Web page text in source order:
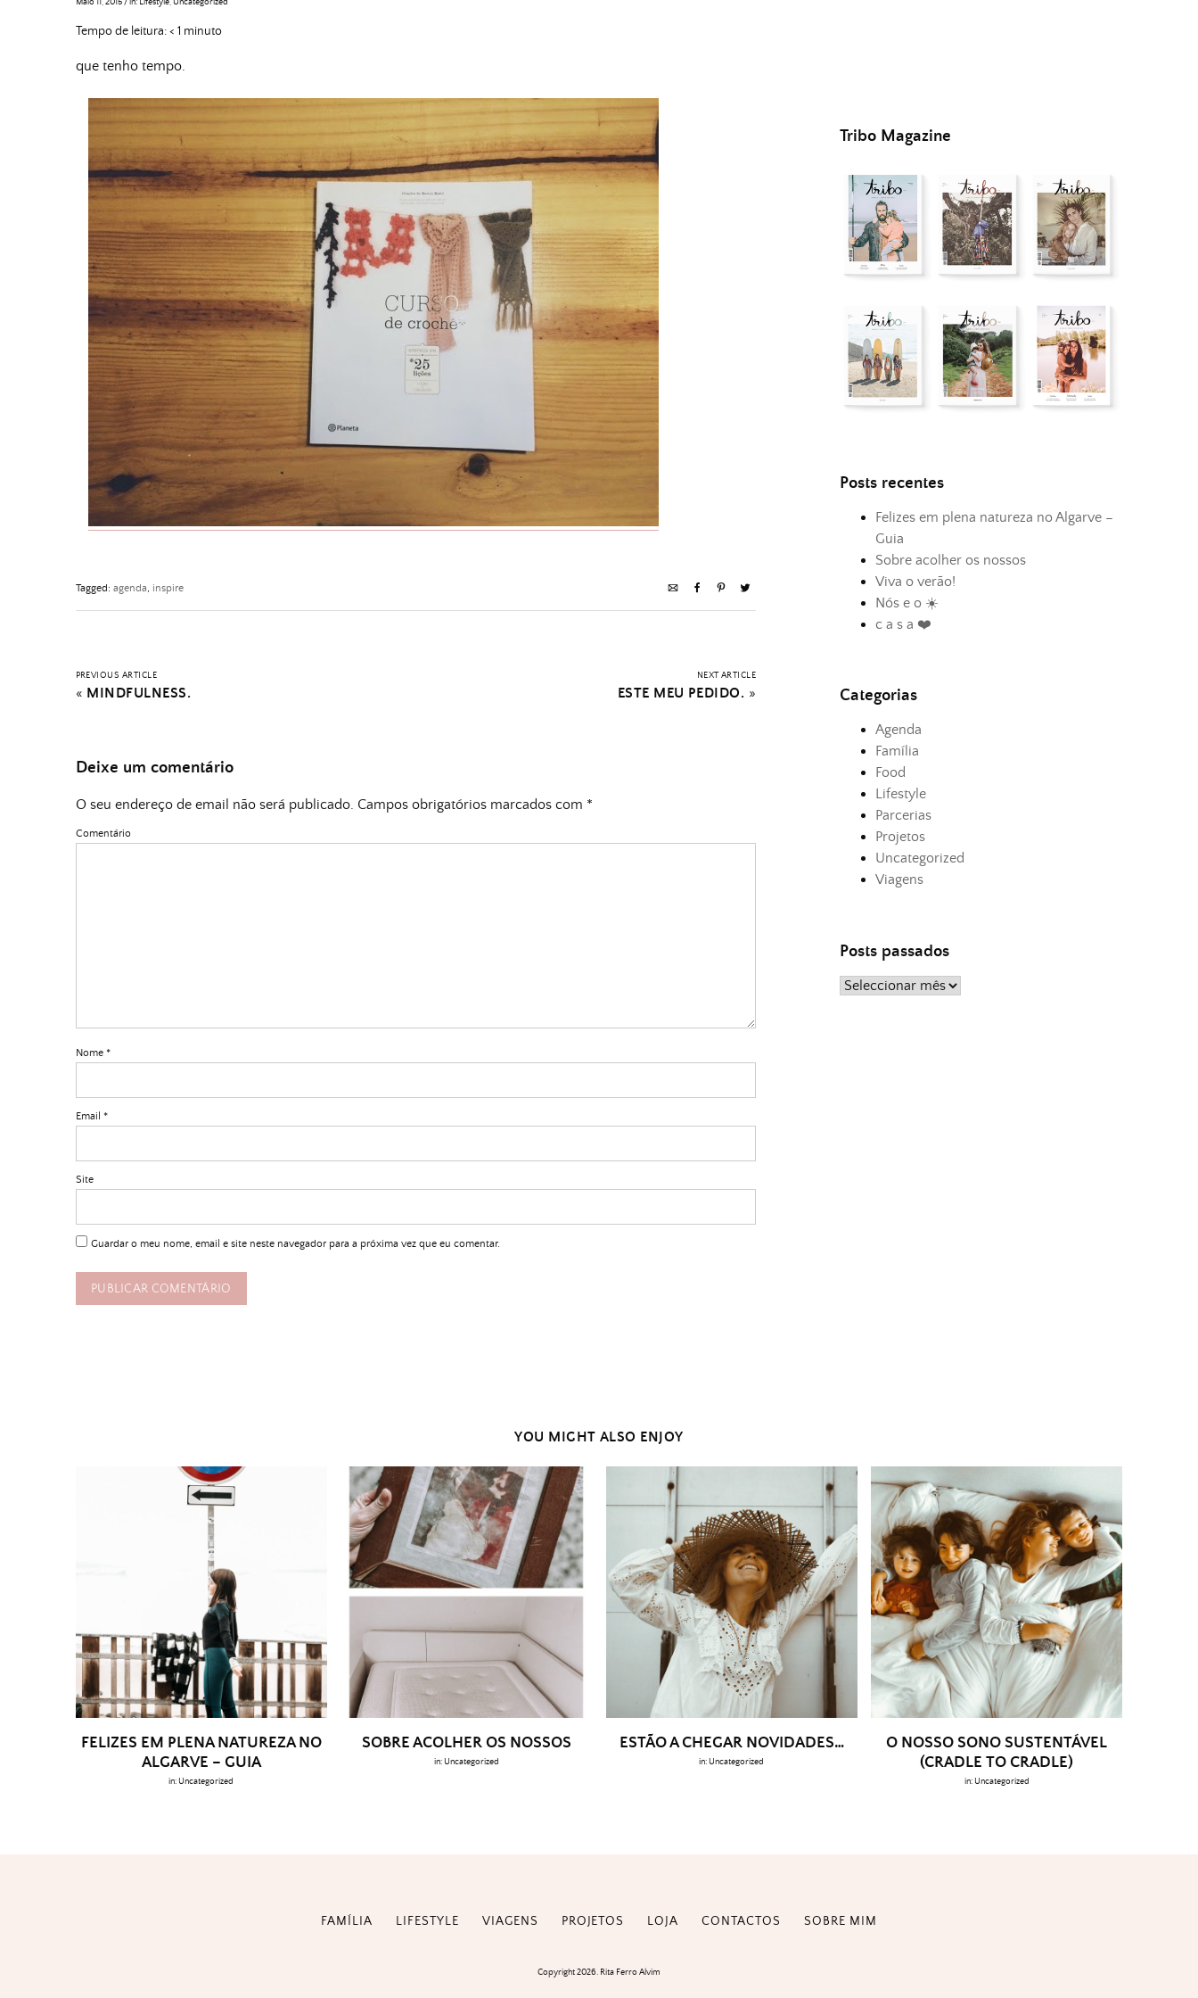
Tempo de leitura:< 1 minuto
que tenho tempo.
Tagged: agenda, inspire
PREVIOUS ARTICLE
« MINDFULNESS.
NEXT ARTICLE
ESTE MEU PEDIDO. »
Deixe um comentário
O seu endereço de email não será publicado. Campos obrigatórios marcados com *
Comentário
Nome *
Email *
Site
Guardar o meu nome, email e site neste navegador para a próxima vez que eu comentar.
Tribo Magazine
Posts recentes
Felizes em plena natureza no Algarve –
Guia
Sobre acolher os nossos
Viva o verão!
Nós e o ☀️
c a s a ❤️
Categorias
Agenda
Família
Food
Lifestyle
Parcerias
Projetos
Uncategorized
Viagens
Posts passados
Posts
YOU MIGHT ALSO ENJOY
FELIZES EM PLENA NATUREZA NO
ALGARVE – GUIA
in: Uncategorized
SOBRE ACOLHER OS NOSSOS
in: Uncategorized
ESTÃO A CHEGAR NOVIDADES…
in: Uncategorized
O NOSSO SONO SUSTENTÁVEL
(CRADLE TO CRADLE)
in: Uncategorized
FAMÍLIA LIFESTYLE VIAGENS PROJETOS LOJA CONTACTOS SOBRE MIM
Copyright 2026. Rita Ferro Alvim